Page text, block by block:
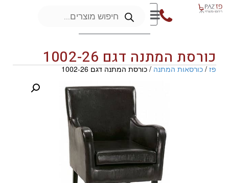
כורסת המתנה דגם 1002-26
פז/כורסאות המתנה/ כורסת המתנה דגם 1002-26